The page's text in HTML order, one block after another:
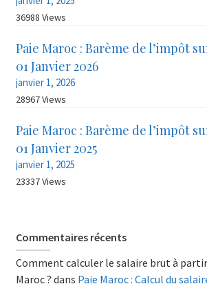
36988 Views
Paie Maroc : Barème de l’impôt
01 Janvier 2026
janvier 1, 2026
28967 Views
Paie Maroc : Barème de l’impôt
01 Janvier 2025
janvier 1, 2025
23337 Views
Commentaires récents
Comment calculer le salaire brut à
Maroc ? dans Paie Maroc : Calcul du